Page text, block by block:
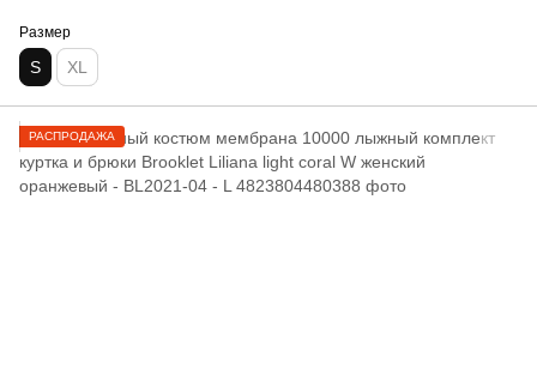
Размер
S XL
РАСПРОДАЖА